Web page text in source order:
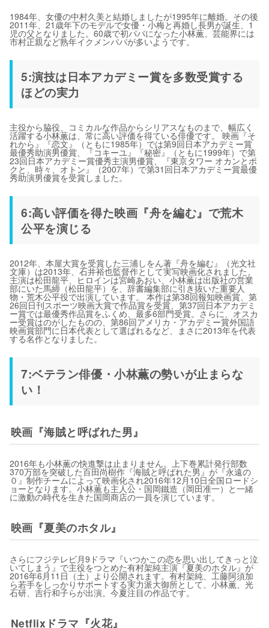
1984年、女優の中村久美と結婚しましたが1995年に離婚。その後
2011年、21歳年下のモデルで女優・小梅と再婚し長男が誕生、1
児の父となりました。60歳で初パパになった小林薫、芸能界には
市村正親など熟年イクメンパパが多いようです。
5:演技は日本アカデミー賞を多数受賞する
ほどの実力
主役から脇役、コミカルな作品からシリアスなものまで、幅広く
活躍する小林薫は、常に高い評価を得ている俳優です。 映画『そ
れから』『恋文』（ともに1985年）では第9回日本アカデミー賞
最優秀助演男優賞、『コキーユ』『秘密』（ともに1999年）で第
23回日本アカデミー賞優秀主演男優賞、『東京タワー オカンとボ
クと、時々、オトン』（2007年）で第31回日本アカデミー賞最優
秀助演男優賞を受賞しました。
6:高い評価を得た映画『舟を編む』で荒木
公平を演じる
2012年、本屋大賞を受賞した三浦しをん著『舟を編む』（光文社
文庫）は2013年、石井裕也監督作として実写映画化されました。
主演は松田龍平、ヒロインは宮崎あおい、小林薫は出版社の営業
部にいた馬締（松田龍平）を、辞書編集部に引き抜いた重要人
物・荒木公平役で出演しています。 本作は第38回報知映画賞、第
26回日刊スポーツ映画大賞で作品賞を受賞、第37回日本アカデミ
ー賞では最優秀作品賞をふくめ、最多6部門受賞。さらに、オスカ
ー受賞はのがしたものの、第86回アメリカ・アカデミー賞外国語
映画賞部門に日本代表として選ばれるなど、まさに2013年を代表
する名作となりました。
7:ベテラン俳優・小林薫の勢いが止まらな
い！
映画『海賊と呼ばれた男』
2016年も小林薫の快進撃は止まりません。上下巻累計発行部数
370万部を突破した百田尚樹作『海賊と呼ばれた男』が『永遠の
０』制作チームによって映画化され2016年12月10日全国ロードシ
ョーとなります。小林薫も主人公・国岡鐵造（岡田准一）と一緒
に激動の時代を生きた国岡商店の一員を演じています。
映画『夏美のホタル』
さらにフジテレビ月9ドラマ『いつかこの恋を思い出してきっと泣
いてしまう』で主役をつとめた有村架純主演『夏美のホタル』が
2016年6月11日（土）より公開されます。有村架純、工藤阿須加
ら若手をしっかりサポートする実力派大御所として、小林薫、光
石研、吉行和子らが出演。今夏注目の作品です。
Netflixドラマ『火花』